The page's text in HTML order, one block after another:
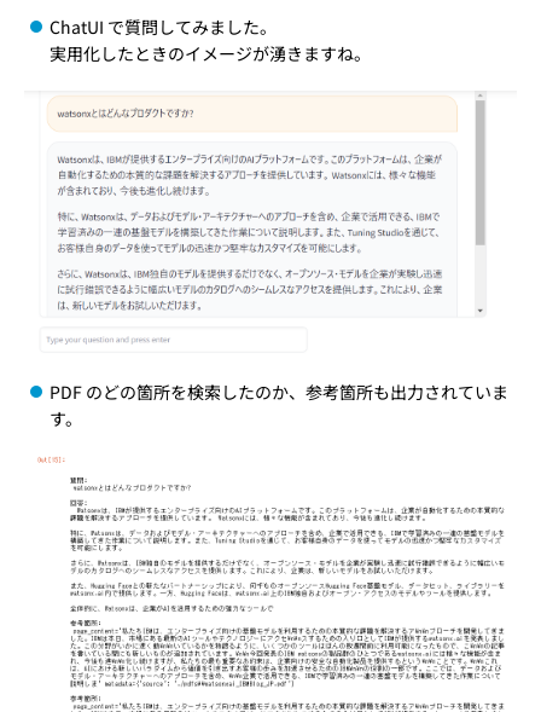
ChatUI で質問してみました。
実用化したときのイメージが湧きますね。
PDF のどの箇所を検索したのか、参考箇所も出力されていま
す。